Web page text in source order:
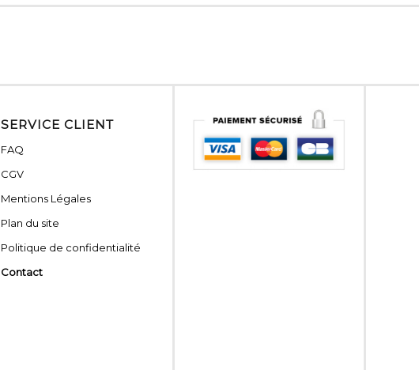
SERVICE CLIENT
FAQ
CGV
Mentions Légales
Plan du site
Politique de confidentialité
Contact